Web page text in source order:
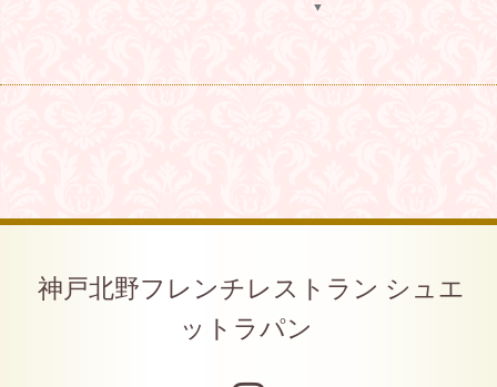
▼
神戸北野フレンチレストラン シュエ
ットラパン